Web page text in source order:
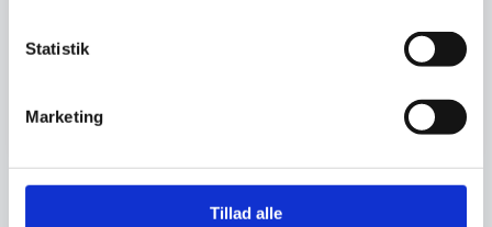
Statistik
Marketing
Tillad alle
Andre arrangementer